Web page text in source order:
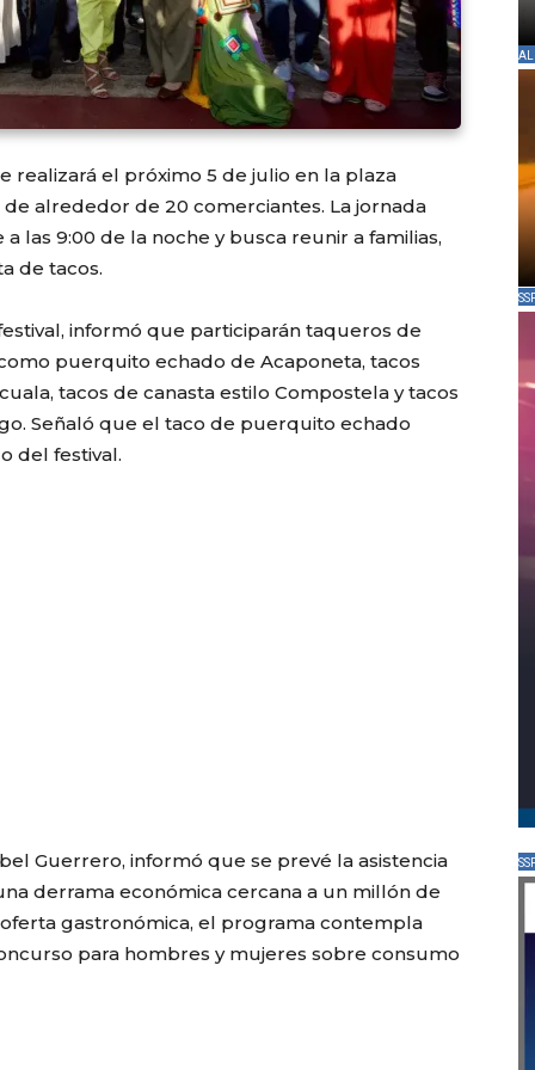
realizará el próximo 5 de julio en la plaza
alrededor de 20 comerciantes. La jornada
las 9:00 de la noche y busca reunir a familias,
de tacos.
informó que participarán taqueros de
puerquito echado de Acaponeta, tacos
tacos de canasta estilo Compostela y tacos
Señaló que el taco de puerquito echado
del festival.
Guerrero, informó que se prevé la asistencia
derrama económica cercana a un millón de
gastronómica, el programa contempla
para hombres y mujeres sobre consumo